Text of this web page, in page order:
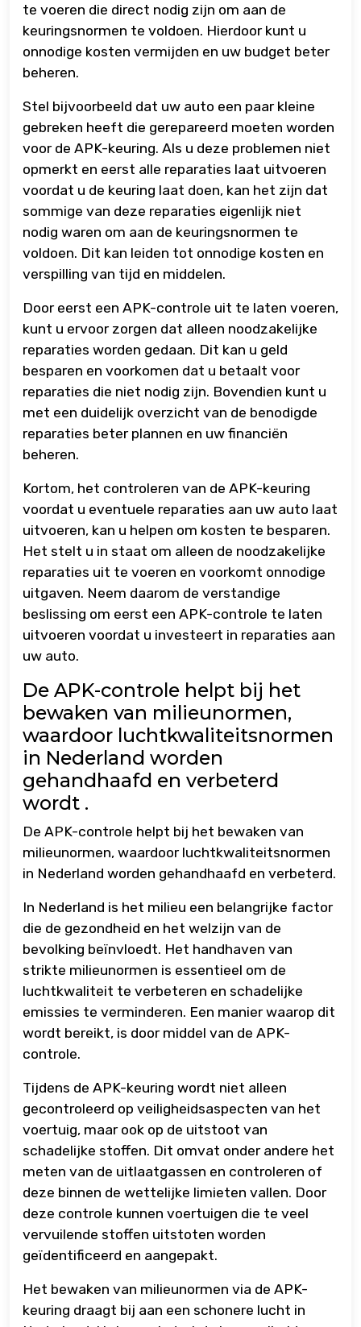
te voeren die direct nodig zijn om aan de
keuringsnormen te voldoen. Hierdoor kunt u
onnodige kosten vermijden en uw budget beter
beheren.
Stel bijvoorbeeld dat uw auto een paar kleine
gebreken heeft die gerepareerd moeten worden
voor de APK-keuring. Als u deze problemen niet
opmerkt en eerst alle reparaties laat uitvoeren
voordat u de keuring laat doen, kan het zijn dat
sommige van deze reparaties eigenlijk niet
nodig waren om aan de keuringsnormen te
voldoen. Dit kan leiden tot onnodige kosten en
verspilling van tijd en middelen.
Door eerst een APK-controle uit te laten voeren,
kunt u ervoor zorgen dat alleen noodzakelijke
reparaties worden gedaan. Dit kan u geld
besparen en voorkomen dat u betaalt voor
reparaties die niet nodig zijn. Bovendien kunt u
met een duidelijk overzicht van de benodigde
reparaties beter plannen en uw financiën
beheren.
Kortom, het controleren van de APK-keuring
voordat u eventuele reparaties aan uw auto laat
uitvoeren, kan u helpen om kosten te besparen.
Het stelt u in staat om alleen de noodzakelijke
reparaties uit te voeren en voorkomt onnodige
uitgaven. Neem daarom de verstandige
beslissing om eerst een APK-controle te laten
uitvoeren voordat u investeert in reparaties aan
uw auto.
De APK-controle helpt bij het
bewaken van milieunormen,
waardoor luchtkwaliteitsnormen
in Nederland worden
gehandhaafd en verbeterd
wordt .
De APK-controle helpt bij het bewaken van
milieunormen, waardoor luchtkwaliteitsnormen
in Nederland worden gehandhaafd en verbeterd.
In Nederland is het milieu een belangrijke factor
die de gezondheid en het welzijn van de
bevolking beïnvloedt. Het handhaven van
strikte milieunormen is essentieel om de
luchtkwaliteit te verbeteren en schadelijke
emissies te verminderen. Een manier waarop dit
wordt bereikt, is door middel van de APK-
controle.
Tijdens de APK-keuring wordt niet alleen
gecontroleerd op veiligheidsaspecten van het
voertuig, maar ook op de uitstoot van
schadelijke stoffen. Dit omvat onder andere het
meten van de uitlaatgassen en controleren of
deze binnen de wettelijke limieten vallen. Door
deze controle kunnen voertuigen die te veel
vervuilende stoffen uitstoten worden
geïdentificeerd en aangepakt.
Het bewaken van milieunormen via de APK-
keuring draagt bij aan een schonere lucht in